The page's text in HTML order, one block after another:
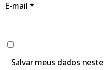
E-mail *
Salvar meus dados